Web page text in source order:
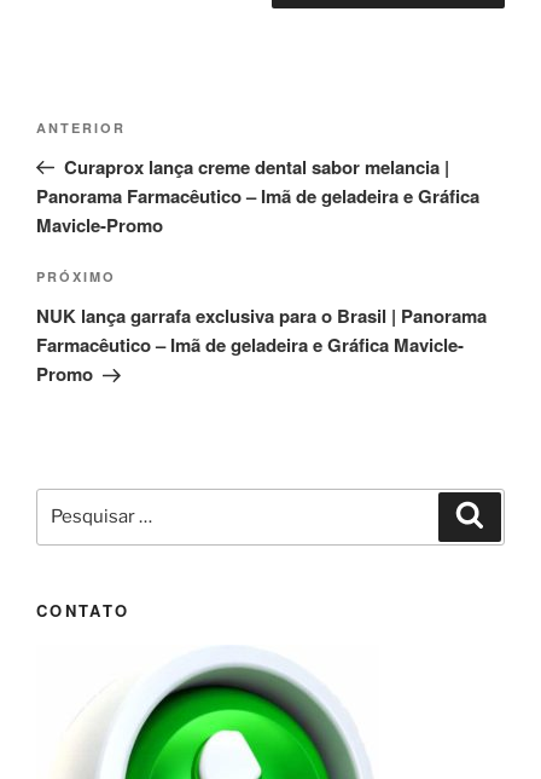
Post
Post
anterior
ANTERIOR
Curaprox lança creme dental sabor melancia |
Panorama Farmacêutico – Imã de geladeira e Gráfica
Mavicle-Promo
Próximo
post
PRÓXIMO
NUK lança garrafa exclusiva para o Brasil | Panorama
Farmacêutico – Imã de geladeira e Gráfica Mavicle-
Promo
Pesquisar
por:
CONTATO